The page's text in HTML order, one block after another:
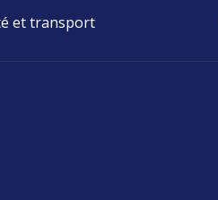
et transport